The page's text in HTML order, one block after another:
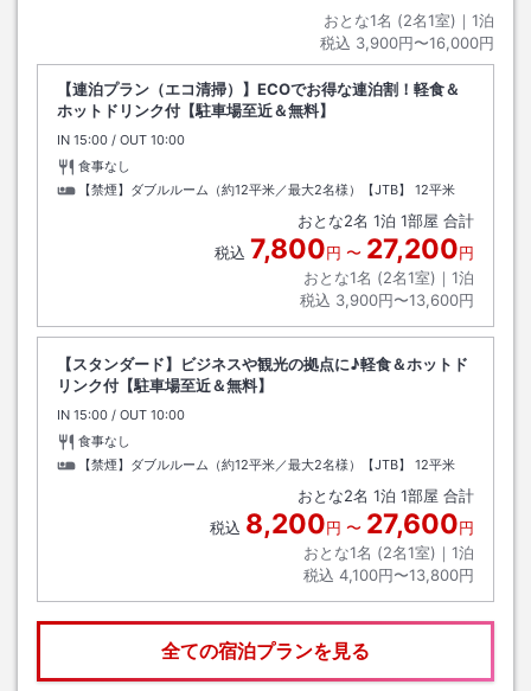
おとな1名 (2名1室)｜ 1泊
税込 3,900円〜16,000円
【連泊プラン（エコ清掃）】ECOでお得な連泊割！軽食＆
ホットドリンク付【駐車場至近＆無料】
IN チェックイン
15:00 / OUT チェックアウト
10:00
食事なし
【禁煙】ダブルルーム（約12平米／最大2名様）【JTB】
12平米
おとな2名 1泊 1部屋 合計
税込 7,800円 〜 27,200円
おとな1名 (2名1室)｜ 1泊
税込 3,900円〜13,600円
【スタンダード】ビジネスや観光の拠点に♪軽食＆ホットド
リンク付【駐車場至近＆無料】
IN チェックイン
15:00 / OUT チェックアウト
10:00
食事なし
【禁煙】ダブルルーム（約12平米／最大2名様）【JTB】
12平米
おとな2名 1泊 1部屋 合計
税込 8,200円 〜 27,600円
おとな1名 (2名1室)｜ 1泊
税込 4,100円〜13,800円
全ての宿泊プランを見る